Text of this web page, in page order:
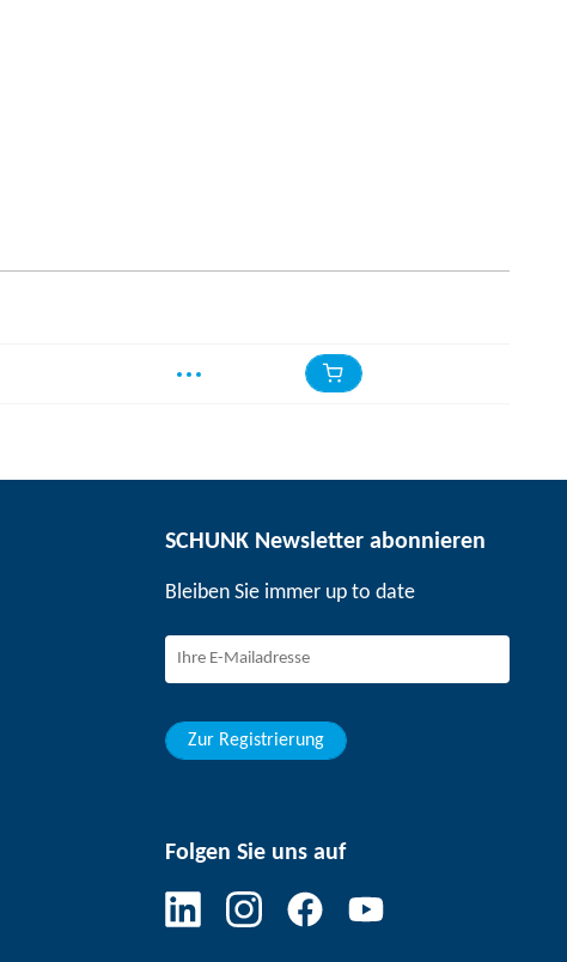
SCHUNK Newsletter abonnieren
Bleiben Sie immer up to date
Zur Registrierung
Folgen Sie uns auf